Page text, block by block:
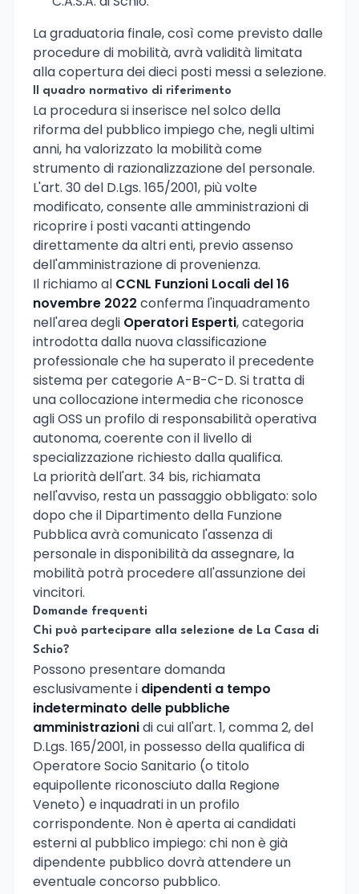
La graduatoria finale, così come previsto dalle
procedure di mobilità, avrà validità limitata
alla copertura dei dieci posti messi a selezione.
Il quadro normativo di riferimento
La procedura si inserisce nel solco della
riforma del pubblico impiego che, negli ultimi
anni, ha valorizzato la mobilità come
strumento di razionalizzazione del personale.
L'art. 30 del D.Lgs. 165/2001, più volte
modificato, consente alle amministrazioni di
ricoprire i posti vacanti attingendo
direttamente da altri enti, previo assenso
dell'amministrazione di provenienza.
Il richiamo al CCNL Funzioni Locali del 16
novembre 2022 conferma l'inquadramento
nell'area degli Operatori Esperti, categoria
introdotta dalla nuova classificazione
professionale che ha superato il precedente
sistema per categorie A-B-C-D. Si tratta di
una collocazione intermedia che riconosce
agli OSS un profilo di responsabilità operativa
autonoma, coerente con il livello di
specializzazione richiesto dalla qualifica.
La priorità dell'art. 34 bis, richiamata
nell'avviso, resta un passaggio obbligato: solo
dopo che il Dipartimento della Funzione
Pubblica avrà comunicato l'assenza di
personale in disponibilità da assegnare, la
mobilità potrà procedere all'assunzione dei
vincitori.
Domande frequenti
Chi può partecipare alla selezione de La Casa di
Schio?
Possono presentare domanda
esclusivamente i dipendenti a tempo
indeterminato delle pubbliche
amministrazionidi cui all'art. 1, comma 2, del
D.Lgs. 165/2001, in possesso della qualifica di
Operatore Socio Sanitario (o titolo
equipollente riconosciuto dalla Regione
Veneto) e inquadrati in un profilo
corrispondente. Non è aperta ai candidati
esterni al pubblico impiego: chi non è già
dipendente pubblico dovrà attendere un
eventuale concorso pubblico.